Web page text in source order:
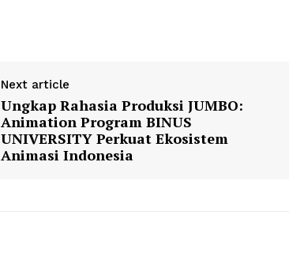
Next article
Ungkap Rahasia Produksi JUMBO:
Animation Program BINUS
UNIVERSITY Perkuat Ekosistem
Animasi Indonesia